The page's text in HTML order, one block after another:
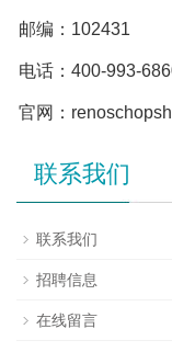
邮编：102431
电话：400-993-
官网：
联系我们
联系我们
招聘信息
在线留言